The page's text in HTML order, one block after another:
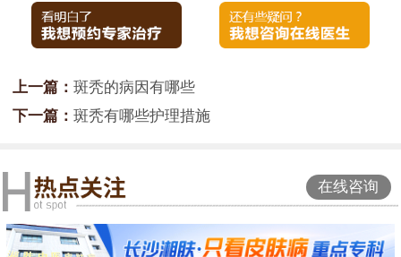
上一篇： 斑秃的病因有哪些
下一篇： 斑秃有哪些护理措施
在线咨询